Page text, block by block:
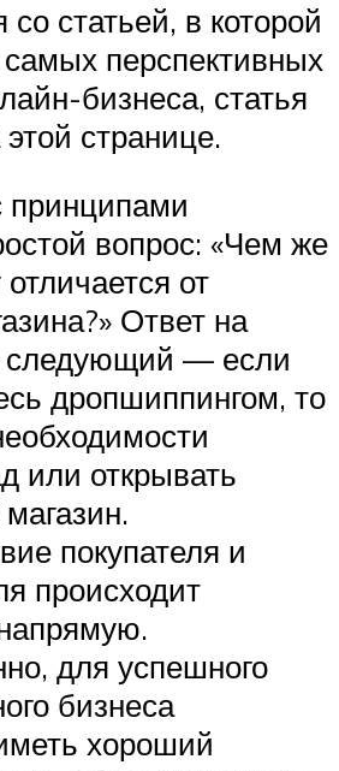
со статьей, в которой
самых перспективных
бизнеса, статья
странице.
принципами
вопрос: «Чем же
от
Ответ на
следующий — если
дропшиппингом, то
или открывать
покупателя и
происходит
для успешного
бизнеса
хороший